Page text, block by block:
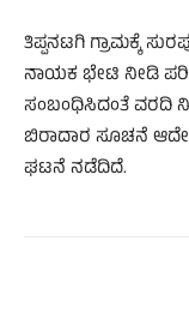
ತಿಪ್ಪನಟಗಿ ಗ್ರಾಮಕ್ಕೆ
ನಾಯಕ ಭೇಟಿ ನೀಡಿ
ಸಂಬಂಧಿಸಿದಂತೆ ವರದಿ
ಬಿರಾದಾರ ಸೂಚನೆ
ಘಟನೆ ನಡೆದಿದೆ.